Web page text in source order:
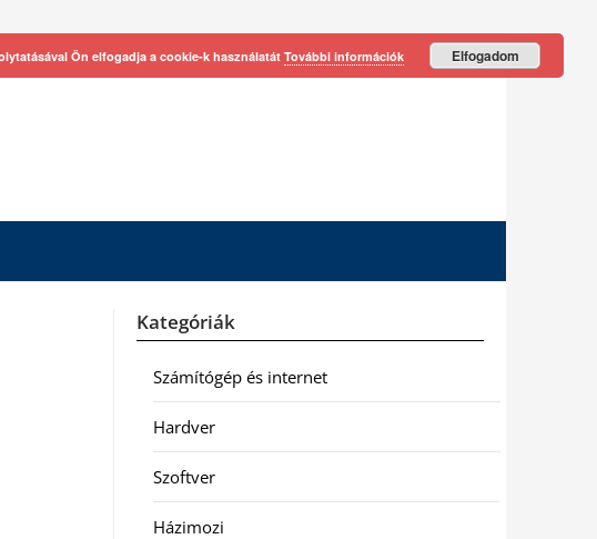
Kategóriák
Számítógép és internet
Hardver
Szoftver
Házimozi
Ön elfogadja a cookie-k használatátTovábbi információk Elfogadom